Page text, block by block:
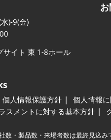
)-9(金)
サイト 東 1-8ホール
個人情報保護方針 個人情報
スメントに対する基本方針
数・製品数・来場者数は最終見込み